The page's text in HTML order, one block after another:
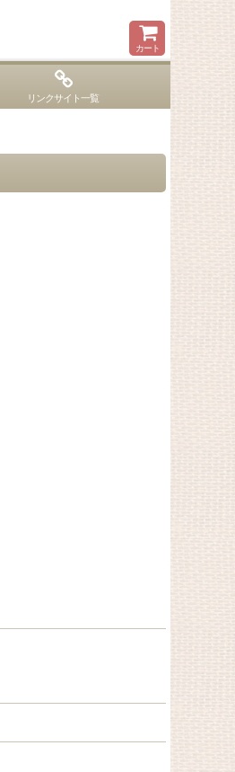
カート
リンクサイト一覧